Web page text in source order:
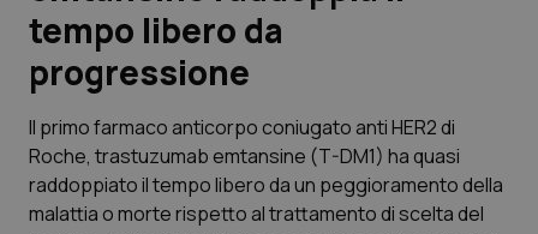
Scienza e Farmaci
Studi e Analisi
Lettere al direttore
tempo libero da
progressione
Il primo farmaco anticorpo coniugato anti HER2 di
Roche, trastuzumab emtansine (T-DM1) ha quasi
raddoppiato il tempo libero da un peggioramento della
malattia o morte rispetto al trattamento di scelta del